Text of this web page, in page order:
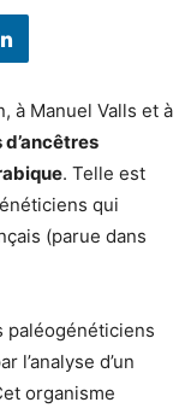
à Manuel Valls et à
. Telle est
qui
(parue dans
paléogénéticiens
l’analyse d’un
organisme